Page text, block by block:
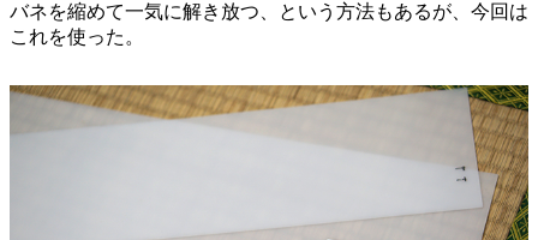
バネを縮めて一気に解き放つ、という方法もあるが、今回は
これを使った。